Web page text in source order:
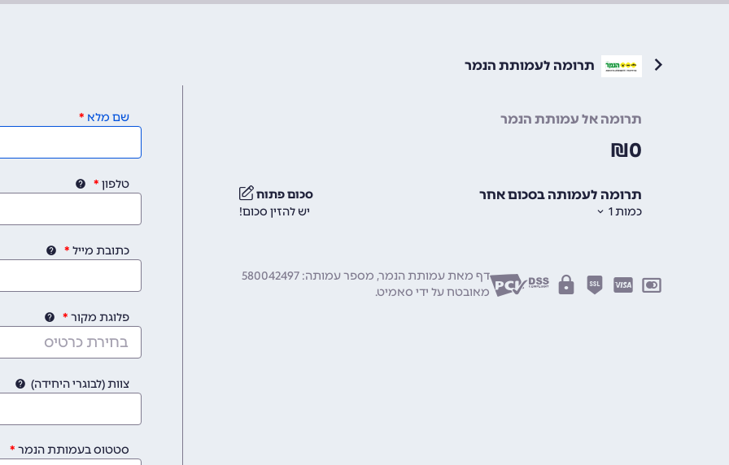
תרומה לעמותת הנמר
תרומה אל עמותת הנמר
0
₪
תרומה לעמותה בסכום אחר
כמות1
סכום פתוח
יש להזין סכום!
דף מאת עמותת הנמר, מספר עמותה: 580042497
מאובטח על ידי סאמיט.
שם מלא
טלפון
כתובת מייל
פלוגת מקור
בחירת כרטיס
צוות (לבוגרי היחידה)
סטטוס בעמותת הנמר